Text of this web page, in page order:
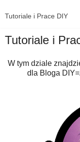
Tutoriale i
W tym dziale
dla Bloga